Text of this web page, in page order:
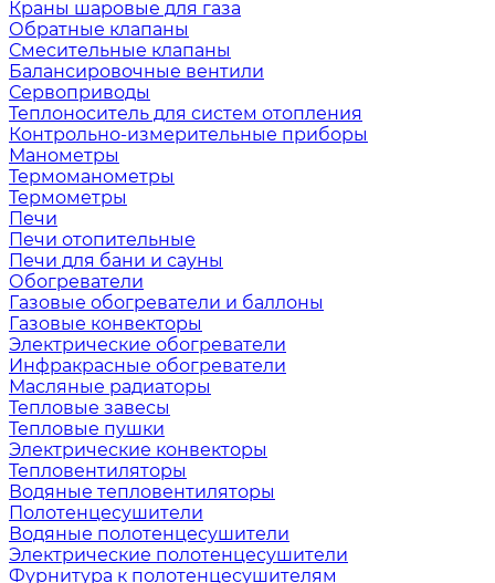
Краны шаровые для газа
Обратные клапаны
Смесительные клапаны
Балансировочные вентили
Сервоприводы
Теплоноситель для систем отопления
Контрольно-измерительные приборы
Манометры
Термоманометры
Термометры
Печи
Печи отопительные
Печи для бани и сауны
Обогреватели
Газовые обогреватели и баллоны
Газовые конвекторы
Электрические обогреватели
Инфракрасные обогреватели
Масляные радиаторы
Тепловые завесы
Тепловые пушки
Электрические конвекторы
Тепловентиляторы
Водяные тепловентиляторы
Полотенцесушители
Водяные полотенцесушители
Электрические полотенцесушители
Фурнитура к полотенцесушителям